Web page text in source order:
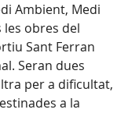
Ambient, Medi
obres del
Sant Ferran
Seran dues
per a dificultat,
a la